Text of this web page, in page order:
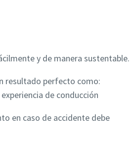
y de manera sustentable.
resultado perfecto como:
de conducción
en caso de accidente debe